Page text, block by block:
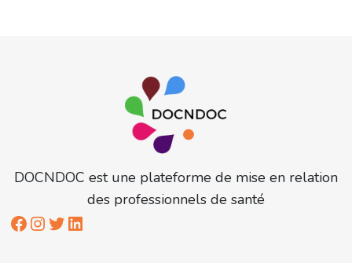
DOCNDOC est une plateforme de mise en relation
des professionnels de santé